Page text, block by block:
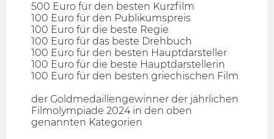
500 Euro für den besten Kurzfilm
100 Euro für den Publikumspreis
100 Euro für die beste Regie
100 Euro für das beste Drehbuch
100 Euro für den besten Hauptdarsteller
100 Euro für die beste Hauptdarstellerin
100 Euro für den besten griechischen Film
der Goldmedaillengewinner der jährlichen
Filmolympiade 2024 in den oben
genannten Kategorien